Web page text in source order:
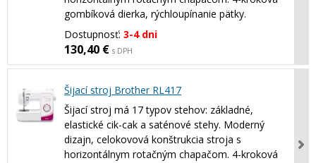
gombíková dierka, rýchloupínanie pätky.
Dostupnosť: 3-4 dni
130,40 € s DPH
Šijací stroj Brother RL417
Šijací stroj má 17 typov stehov: základné,
elastické cik-cak a saténové stehy. Moderný
dizajn, celokovová konštrukcia stroja s
horizontálnym rotačným chapačom. 4-kroková